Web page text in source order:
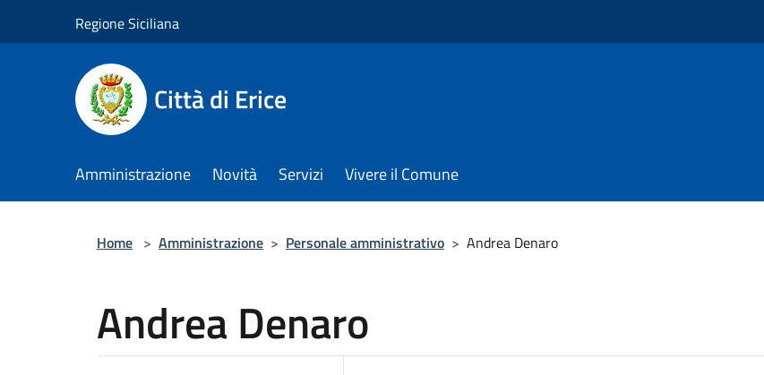
Regione Siciliana
Città di Erice
Amministrazione Novità Servizi Vivere il Comune
Home > Amministrazione > Personale amministrativo > Andrea Denaro
Andrea Denaro